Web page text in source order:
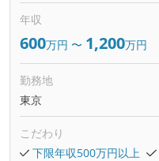
年収
600万円 〜 1,200万円
勤務地
東京
こだわり
下限年収500万円以上